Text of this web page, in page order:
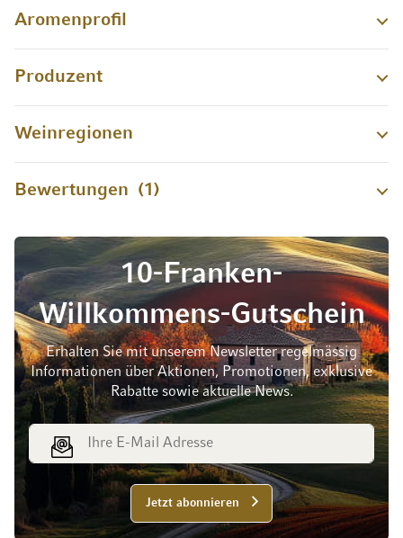
Aromenprofil
Produzent
Weinregionen
Bewertungen 1
10-Franken-
Willkommens-Gutschein
Erhalten Sie mit unserem Newsletter regelmässig
Informationen über Aktionen, Promotionen, exklusive
Rabatte sowie aktuelle News.
E-Mail Adresse
Jetzt abonnieren